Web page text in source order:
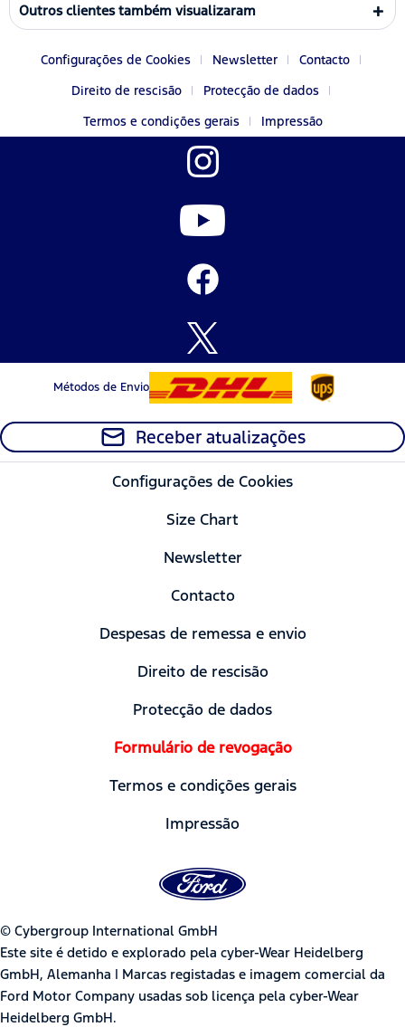
Outros clientes também visualizaram
Configurações de Cookies Newsletter
Contacto
Direito de rescisão
Protecção de dados
Termos e condições gerais
Impressão
Métodos de Envio
Receber atualizações
Configurações de Cookies
Size Chart
Newsletter
Contacto
Despesas de remessa e envio
Direito de rescisão
Protecção de dados
Formulário de revogação
Termos e condições gerais
Impressão
© Cybergroup International GmbH
Este site é detido e explorado pela cyber-Wear Heidelberg
GmbH, Alemanha | Marcas registadas e imagem comercial da
Ford Motor Company usadas sob licença pela cyber-Wear
Heidelberg GmbH.